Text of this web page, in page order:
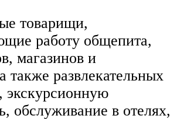
товарищи,
работу общепита,
магазинов и
также развлекательных
экскурсионную
обслуживание в отелях,